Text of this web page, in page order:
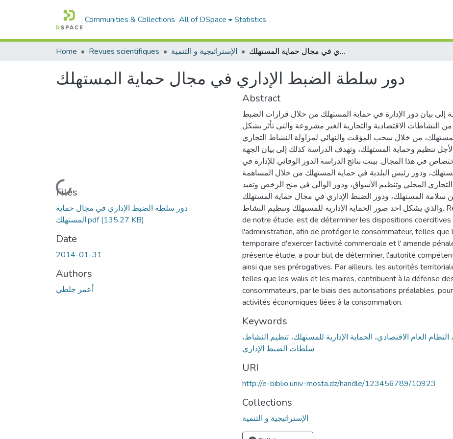
Communities & Collections All of DSpace Statistics
Home Revues scientifiques الإستراتيجية و التنمية دور سلطة الضبط الإداري في مجال حماية المستهلك
دور سلطة الضبط الإداري في مجال حماية المستهلك
Loading...
Files
دور سلطة الضبط الإداري في مجال حماية
المستهلك.pdf(135.27 KB)
Date
2014-01-31
Authors
أعمر جلطي
Abstract
إلى بيان دور الإدارة في حماية المستهلك من خلال قرارات الضبط
من النشاطات الاقتصادية والتجارية الغير مشروعة والتي تأثر بشكل
من خلال سحب المؤقت والنهائي لمزاولة النشاط التجاري
تنظيم وحماية المستهلك، وتهدف الدراسة كذلك إلى بيان الجهة
في هذا المجال. بينت نتائج الدراسة الدور الوقائي للإدارة في
ودور رئيس البلدية في حماية المستهلك من خلال المساهمة
المحلي وتنظيم الأسواق، ودور الوالي في منح الرخص وتقيد
سلامة المستهلك، ودور الضبط الإداري في مجال حماية المستهلك
والذي يشكل احد صور الحماية الإدارية للمستهلك وتنظيم النشاط. Résumé : l'objectif
de notre étude, est de déterminer les dispositions
l'administration, afin de protéger le consommateur, telles que
temporaire d'exercer l'activité commerciale et l' amende
présente étude, a pour but de déterminer, l'autorité
ainsi que ses prérogatives. Par ailleurs, les autorités
telles que les walis et les maires, contribuent à la défense
consommateurs, par le biais des autorisations préalables,
activités économiques liées à la consommation.
Keywords
العام الاقتصادي، الحماية الإدارية للمستهلك، تنظيم النشاط،
سلطات الضبط الإداري.
URI
http://e-biblio.univ-mosta.dz/handle/123456789/10923
Collections
الإستراتيجية و التنمية